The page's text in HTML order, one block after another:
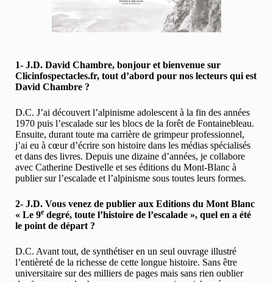
1- J.D. David Chambre, bonjour et bienvenue sur
Clicinfospectacles.fr, tout d’abord pour nos lecteurs qui est
David Chambre ?
D.C. J’ai découvert l’alpinisme adolescent à la fin des années
1970 puis l’escalade sur les blocs de la forêt de Fontainebleau.
Ensuite, durant toute ma carrière de grimpeur professionnel,
j’ai eu à cœur d’écrire son histoire dans les médias spécialisés
et dans des livres. Depuis une dizaine d’années, je collabore
avec Catherine Destivelle et ses éditions du Mont-Blanc à
publier sur l’escalade et l’alpinisme sous toutes leurs formes.
2- J.D. Vous venez de publier aux Editions du Mont Blanc
« Le 9e degré, toute l’histoire de l’escalade », quel en a été
le point de départ ?
D.C. Avant tout, de synthétiser en un seul ouvrage illustré
l’entièreté de la richesse de cette longue histoire. Sans être
universitaire sur des milliers de pages mais sans rien oublier